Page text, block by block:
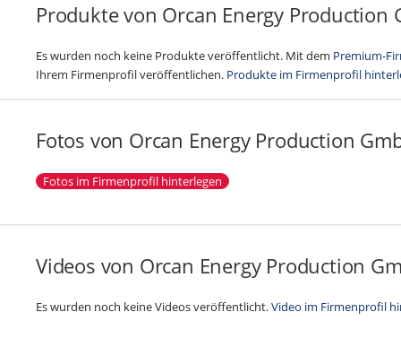
Produkte von Orcan Energy Production
Es wurden noch keine Produkte veröffentlicht. Mit dem Premium-
Ihrem Firmenprofil veröffentlichen. Produkte im Firmenprofil
Fotos von Orcan Energy Production
Fotos im Firmenprofil hinterlegen
Videos von Orcan Energy Production
Es wurden noch keine Videos veröffentlicht.Video im Firmenprofil